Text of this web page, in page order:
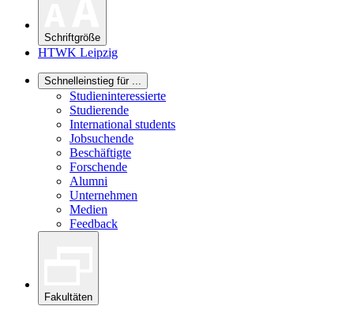
Schriftgröße
HTWK Leipzig
Schnelleinstieg für ...
Studieninteressierte
Studierende
International students
Jobsuchende
Beschäftigte
Forschende
Alumni
Unternehmen
Medien
Feedback
Fakultäten